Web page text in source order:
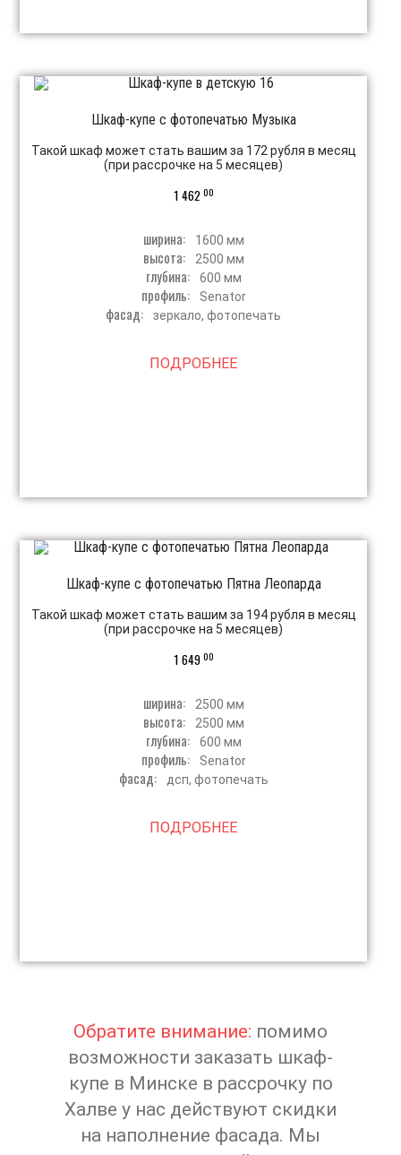
Шкаф-купе с фотопечатью Музыка
Такой шкаф может стать вашим за 172 рубля в месяц
(при рассрочке на 5 месяцев)
1 462 00
ширина: 1600 мм
высота: 2500 мм
глубина: 600 мм
профиль: Senator
фасад: зеркало, фотопечать
ПОДРОБНЕЕ
Шкаф-купе с фотопечатью Пятна Леопарда
Такой шкаф может стать вашим за 194 рубля в месяц
(при рассрочке на 5 месяцев)
1 649 00
ширина: 2500 мм
высота: 2500 мм
глубина: 600 мм
профиль: Senator
фасад: дсп, фотопечать
ПОДРОБНЕЕ
Обратите внимание: помимо
возможности заказать шкаф-
купе в Минске в рассрочку по
Халве у нас действуют скидки
на наполнение фасада. Мы